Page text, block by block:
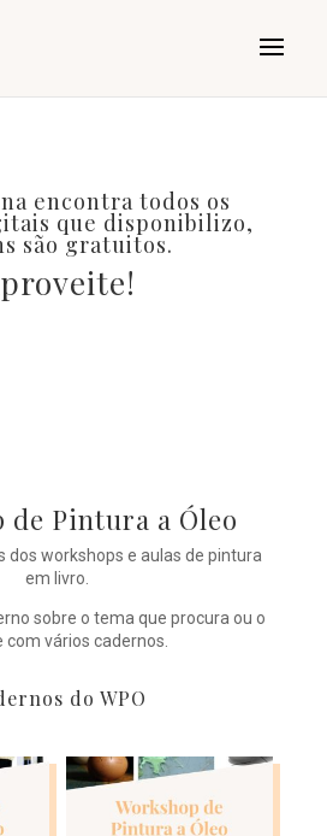
encontra todos os
que disponibilizo,
são gratuitos.
de Pintura a Óleo
dos workshops e aulas de pintura
em livro.
sobre o tema que procura ou o
com vários cadernos.
do WPO